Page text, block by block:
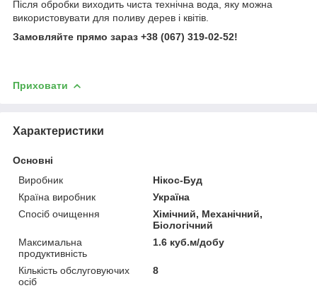
Після обробки виходить чиста технічна вода, яку можна
використовувати для поливу дерев і квітів.
Замовляйте прямо зараз +38 (067) 319-02-52!
Приховати
Характеристики
Основні
Виробник
Нікос-Буд
Країна виробник
Україна
Спосіб очищення
Хімічний, Механічний,
Біологічний
Максимальна
продуктивність
1.6 куб.м/добу
Кількість обслуговуючих
осіб
8